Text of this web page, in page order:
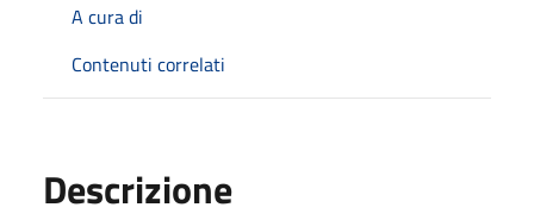
A cura di
Contenuti correlati
Descrizione